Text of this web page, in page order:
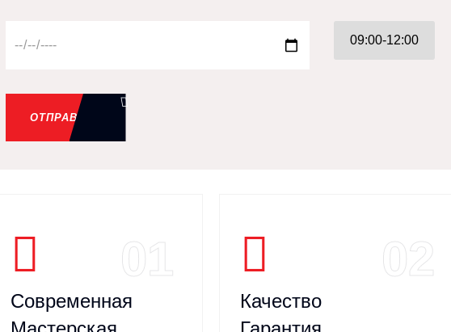
ОТПРАВИТЬ
01
Современная
02
Качество